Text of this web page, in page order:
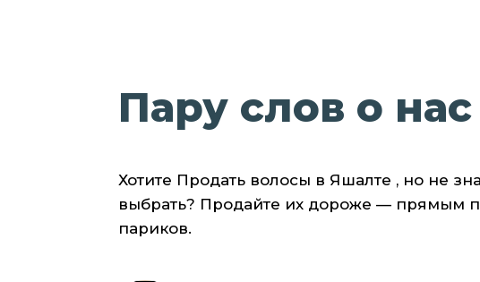
Пару слов о нас
Хотите Продать волосы в Яшалте , но не
выбрать? Продайте их дороже — прямым
париков.